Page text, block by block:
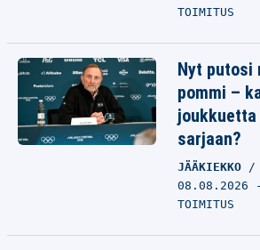
TOIMITUS
Nyt putosi
pommi –
joukkuetta
sarjaan?
JÄÄKIEKKO
08.08.2026
TOIMITUS